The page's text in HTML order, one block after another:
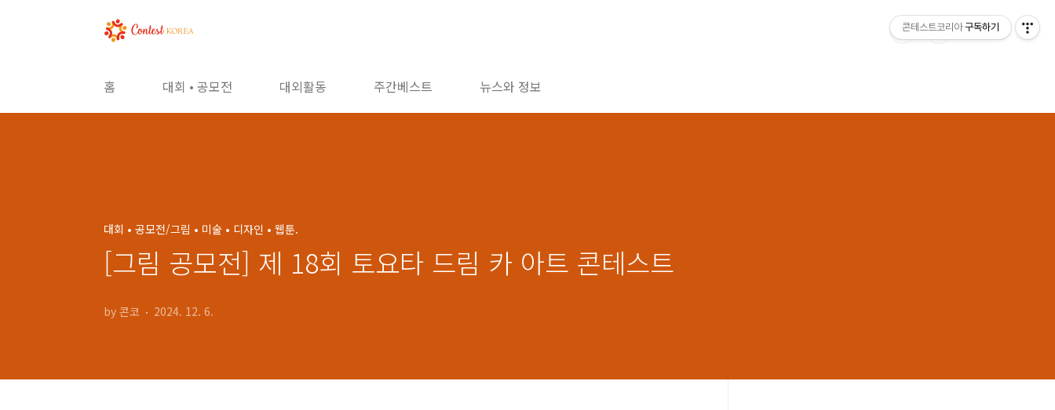
홈 대회 • 공모전 대외활동 주간베스트 뉴스와 정보
대회 • 공모전/그림 • 미술 • 디자인 • 웹툰.
[그림 공모전] 제 18회 토요타 드림 카 아트 콘테스트
by 콘코 2024. 12. 6.
콘테스트코리아 구독하기